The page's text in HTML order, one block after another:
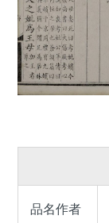
品名作者